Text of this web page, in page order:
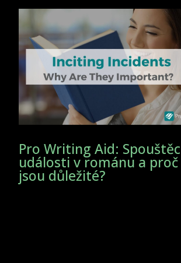
Pro Writing Aid:
události v románu a proč
jsou důležité?